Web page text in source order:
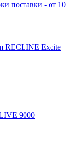
поставки - от 10
RECLINE Excite